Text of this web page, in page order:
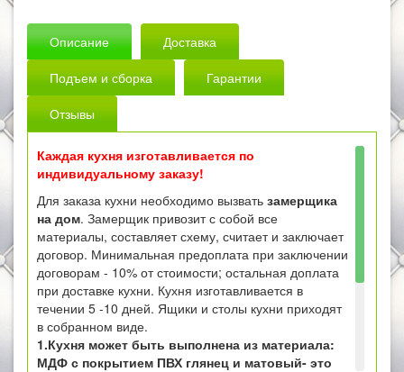
Описание
Доставка
Подъем и сборка
Гарантии
Отзывы
Каждая кухня изготавливается по
индивидуальному заказу!
Для заказа кухни необходимо вызвать замерщика
на дом. Замерщик привозит с собой все
материалы, составляет схему, считает и заключает
договор. Минимальная предоплата при заключении
договорам - 10% от стоимости; остальная доплата
при доставке кухни. Кухня изготавливается в
течении 5 -10 дней. Ящики и столы кухни приходят
в собранном виде.
1.Кухня может быть выполнена из материала:
МДФ с покрытием ПВХ глянец и матовый- это